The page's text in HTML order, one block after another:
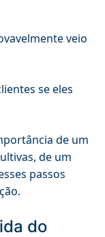
veio
se eles
de um
de um
passos
do